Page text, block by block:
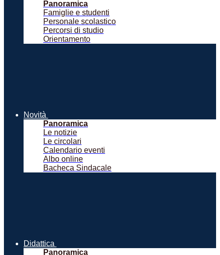
Panoramica
Famiglie e studenti
Personale scolastico
Percorsi di studio
Orientamento
Novità
Panoramica
Le notizie
Le circolari
Calendario eventi
Albo online
Bacheca Sindacale
Didattica
Panoramica